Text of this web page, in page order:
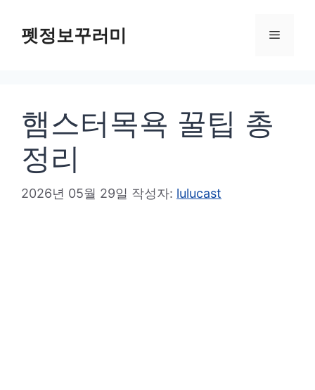
펫정보꾸러미 메
햄스터목욕 꿀팁 총
정리
2026년 05월 29일 작성자: lulucast